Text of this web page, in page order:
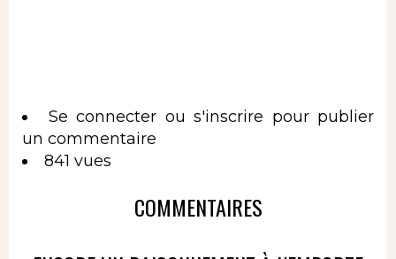
Se connecter ou s'inscrire pour publier
un commentaire
841 vues
COMMENTAIRES